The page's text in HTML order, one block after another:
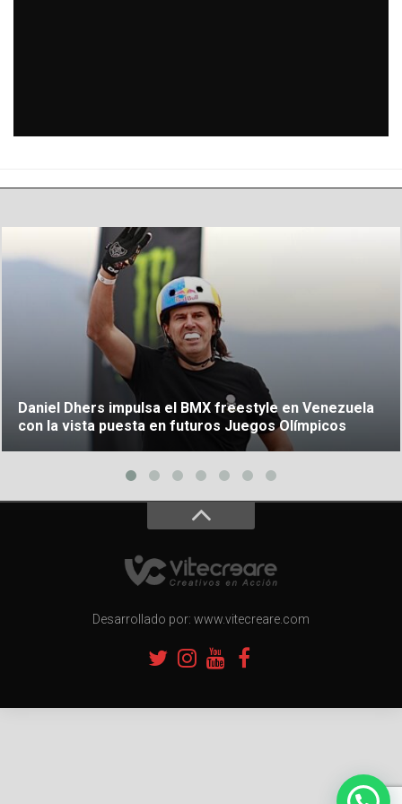
Daniel Dhers impulsa el BMX freestyle en Venezuela
con la vista puesta en futuros Juegos Olímpicos
Desarrollado por: www.vitecreare.com